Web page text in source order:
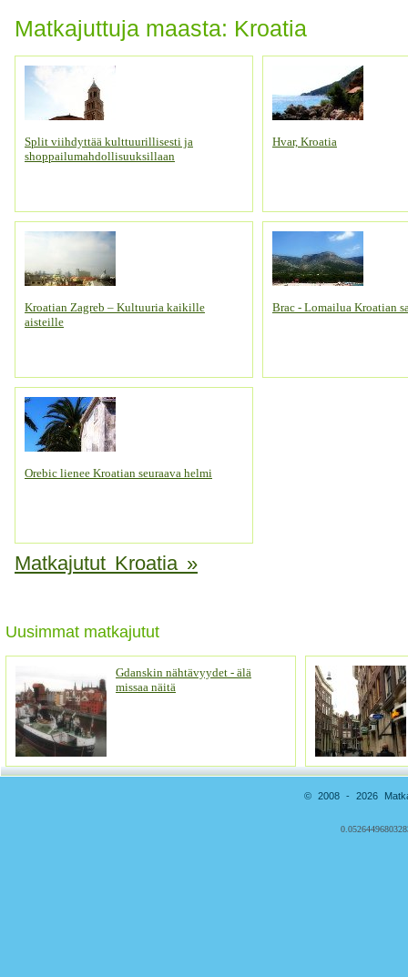
Matkajuttuja maasta: Kroatia
Split viihdyttää kulttuurillisesti ja
shoppailumahdollisuuksillaan
Hvar, Kroatia
Kroatian Zagreb – Kultuuria kaikille
aisteille
Brac - Lomailua Kroatian
Orebic lienee Kroatian seuraava helmi
Matkajutut Kroatia »
Uusimmat matkajutut
Gdanskin nähtävyydet - älä
missaa näitä
© 2008 - 2026